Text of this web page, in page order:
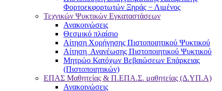
Φορτοεκφορτωτών Ξηράς − Λιμένος
Τεχνικών Ψυκτικών Εγκαταστάσεων
Ανακοινώσεις
Θεσμικό πλαίσιο
Αίτηση Χορήγησης Πιστοποιητικού Ψυκτικού
Αίτηση Ανανέωσης Πιστοποιητικού Ψυκτικού
Μητρώο Κατόχων Βεβαιώσεων Επάρκειας
(Πιστοποιητικών)
ΕΠΑΣ Μαθητείας & Π.ΕΠΑ.Σ. μαθητείας (Δ.ΥΠ.Α)
Ανακοινώσεις